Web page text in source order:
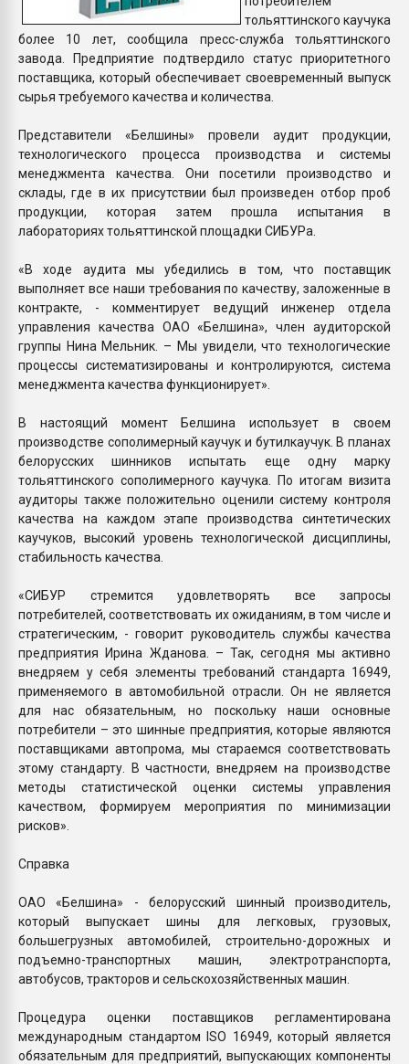
тольяттинского каучука
более 10 лет, сообщила пресс-служба тольяттинского
завода. Предприятие подтвердило статус приоритетного
поставщика, который обеспечивает своевременный выпуск
сырья требуемого качества и количества.
Представители «Белшины» провели аудит продукции,
технологического процесса производства и системы
менеджмента качества. Они посетили производство и
склады, где в их присутствии был произведен отбор проб
продукции, которая затем прошла испытания в
лабораториях тольяттинской площадки СИБУРа.
«В ходе аудита мы убедились в том, что поставщик
выполняет все наши требования по качеству, заложенные в
контракте, - комментирует ведущий инженер отдела
управления качества ОАО «Белшина», член аудиторской
группы Нина Мельник. – Мы увидели, что технологические
процессы систематизированы и контролируются, система
менеджмента качества функционирует».
В настоящий момент Белшина использует в своем
производстве сополимерный каучук и бутилкаучук. В планах
белорусских шинников испытать еще одну марку
тольяттинского сополимерного каучука. По итогам визита
аудиторы также положительно оценили систему контроля
качества на каждом этапе производства синтетических
каучуков, высокий уровень технологической дисциплины,
стабильность качества.
«СИБУР стремится удовлетворять все запросы
потребителей, соответствовать их ожиданиям, в том числе и
стратегическим, - говорит руководитель службы качества
предприятия Ирина Жданова. – Так, сегодня мы активно
внедряем у себя элементы требований стандарта 16949,
применяемого в автомобильной отрасли. Он не является
для нас обязательным, но поскольку наши основные
потребители – это шинные предприятия, которые являются
поставщиками автопрома, мы стараемся соответствовать
этому стандарту. В частности, внедряем на производстве
методы статистической оценки системы управления
качеством, формируем мероприятия по минимизации
рисков».
Справка
ОАО «Белшина» - белорусский шинный производитель,
который выпускает шины для легковых, грузовых,
большегрузных автомобилей, строительно-дорожных и
подъемно-транспортных машин, электротранспорта,
автобусов, тракторов и сельскохозяйственных машин.
Процедура оценки поставщиков регламентирована
международным стандартом ISO 16949, который является
обязательным для предприятий, выпускающих компоненты